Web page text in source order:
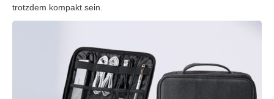
trotzdem kompakt sein.